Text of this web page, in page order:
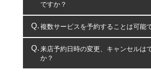
ですか？
コクピット・タイヤ館のみとなりま
複数サービスを予約することは可能
複数サービスのご予約は可能です。
一部の商品・サービスの組み合わせに限
出来ないものもございます。
来店予約日時の変更、キャンセルは
か？